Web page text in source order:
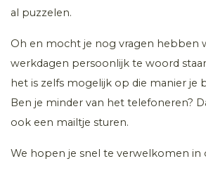
al puzzelen.
Oh en mocht je nog vragen hebben
werkdagen persoonlijk te woord
het is zelfs mogelijk op die manier je
Ben je minder van het telefoneren?
ook een mailtje sturen.
We hopen je snel te verwelkomen in